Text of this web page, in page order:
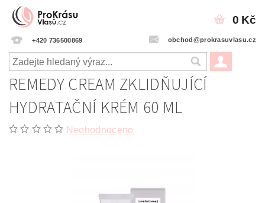
+420 736500869 obchod@prokrasuvlasu.cz
0 Kč
REMEDY CREAM ZKLIDŇUJÍCÍ
HYDRATAČNÍ KRÉM 60 ML
Neohodnoceno